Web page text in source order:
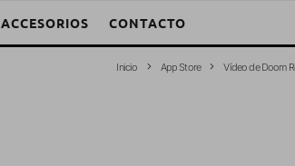
ACCESORIOS CONTACTO
Inicio App Store Vídeo de Doom